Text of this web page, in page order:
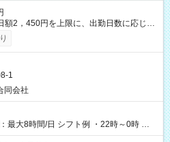
額2，450円を上限に、出勤日数に応じて
上限あり、手数料無料（Amazon負担）
1
同会社
最大8時間/日 シフト例 ・22時～0時 入
ご確認の上、申請してください。